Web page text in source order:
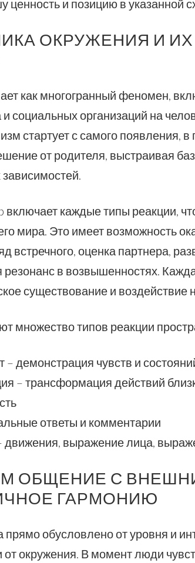
ценность и позицию в указанной
ОКРУЖЕНИЯ И
как многогранный феномен,
социальных организаций на
стартует с самого появления,
от родителя, выстраивая
каждые типы реакции,
мира. Это имеет возможность
встречного, оценка партнера,
в возвышенностях.
существование и воздействие
множество типов реакции
демонстрация чувств и
– трансформация действий
ответы и комментарии
движения, выражение лица,
ОБЩЕНИЕ С
ГАРМОНИЮ
обусловлено от уровня и
от окружения. В момент люди